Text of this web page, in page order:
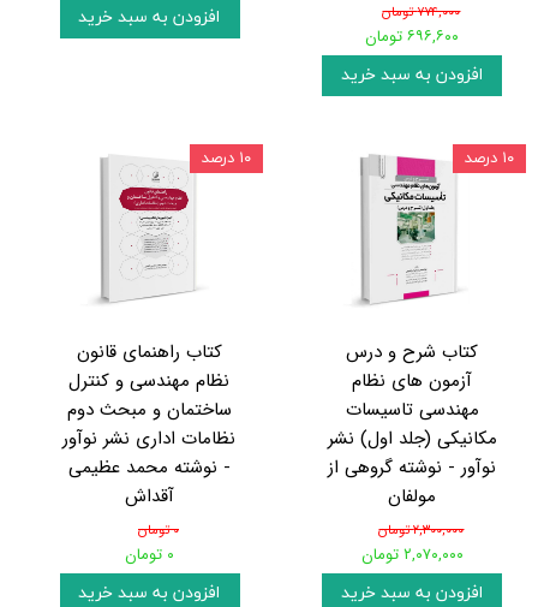
۷۷۴,۰۰۰ تومان
۶۹۶,۶۰۰ تومان
افزودن به سبد خرید
افزودن به سبد خرید
کتاب شرح و درس
آزمون‌ های نظام
مهندسی تاسیسات
مکانیکی (جلد اول) نشر
نوآور - نوشته گروهی از
مولفان
۲,۳۰۰,۰۰۰ تومان
۲,۰۷۰,۰۰۰ تومان
افزودن به سبد خرید
۱۰ درصد
کتاب راهنمای قانون
نظام مهندسی و کنترل
ساختمان و مبحث دوم
نظامات اداری نشر نوآور
- نوشته محمد عظیمی
آقداش
۰ تومان
۰ تومان
افزودن به سبد خرید
۱۰ درصد